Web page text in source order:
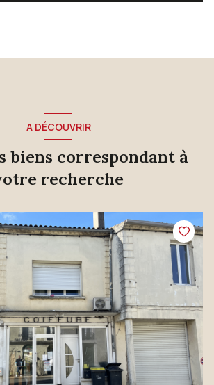
A DÉCOUVRIR
biens correspondant à
recherche